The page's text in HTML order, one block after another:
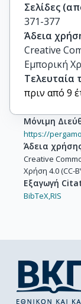
Σελίδες
371-377
Άδεια
Creative
Εμπορική
Τελευταία
πριν από 9
Μόνιμη
https://
Άδεια
Creative
Χρήση 4.0 (CC-
Εξαγωγή
BibTeX,RIS